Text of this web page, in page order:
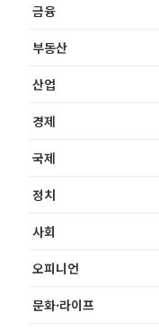
금융
부동산
산업
경제
국제
정치
사회
오피니언
문화·라이프